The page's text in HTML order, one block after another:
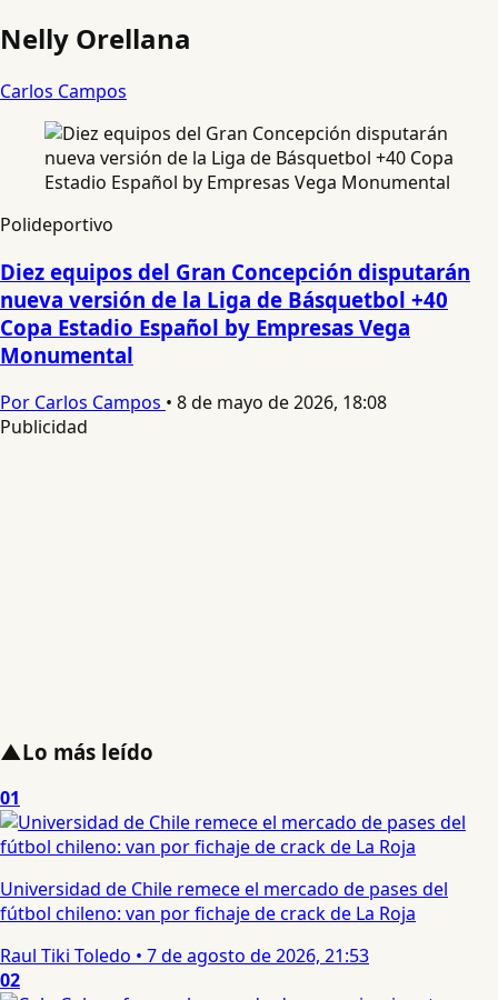
Nelly Orellana
Carlos Campos
Polideportivo
Diez equipos del Gran Concepción disputarán
nueva versión de la Liga de Básquetbol +40
Copa Estadio Español by Empresas Vega
Monumental
Por Carlos Campos • 8 de mayo de 2026, 18:08
Publicidad
▲Lo más leído
01
Universidad de Chile remece el mercado de pases del
fútbol chileno: van por fichaje de crack de La Roja
Raul Tiki Toledo • 7 de agosto de 2026, 21:53
02